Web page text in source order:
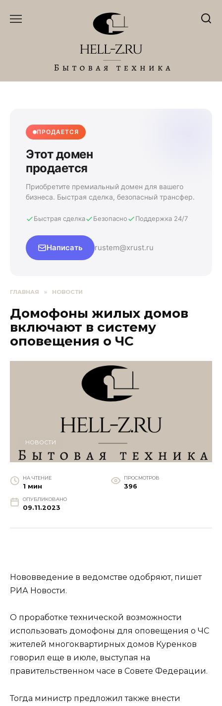
ПРОДАЕТСЯ
Этот домен
продается
Приобретите премиальный домен для вашего
бизнеса. Быстрая сделка, безопасный трансфер.
Быстрая сделка Безопасно Поддержка 24/7
Написать rustem@xrust.ru
ГЛАВНАЯ » НОВОСТИ
Домофоны жилых домов
включают в систему
оповещения о ЧС
НОВОСТИ
НА ЧТЕНИЕ
1 мин
ПРОСМОТРОВ
396
ОПУБЛИКОВАНО
09.11.2023
Нововведение в ведомстве одобряют, пишет
РИА Новости.
О проработке технической возможности
использовать домофоны для оповещения о ЧС
жителей многоквартирных домов Куренков
говорил еще в июле, выступая на
правительственном часе в Совете Федерации.
Тогда министр предложил также внести